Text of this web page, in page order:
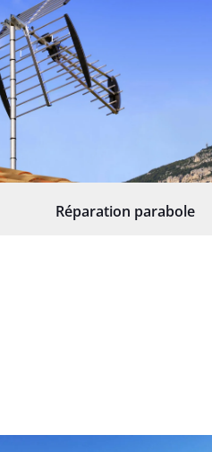
Réparation parabole